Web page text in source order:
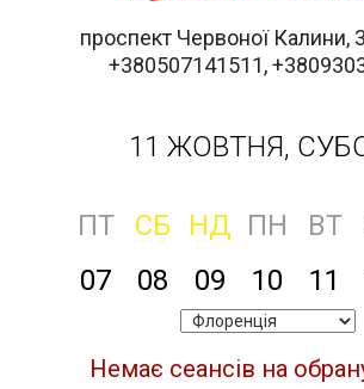
проспект Червоної Калини,
+380507141511,
11 ЖОВТНЯ,
ПТ СБ НД ПН ВТ
07
08 09 10 11
Немає сеансів на